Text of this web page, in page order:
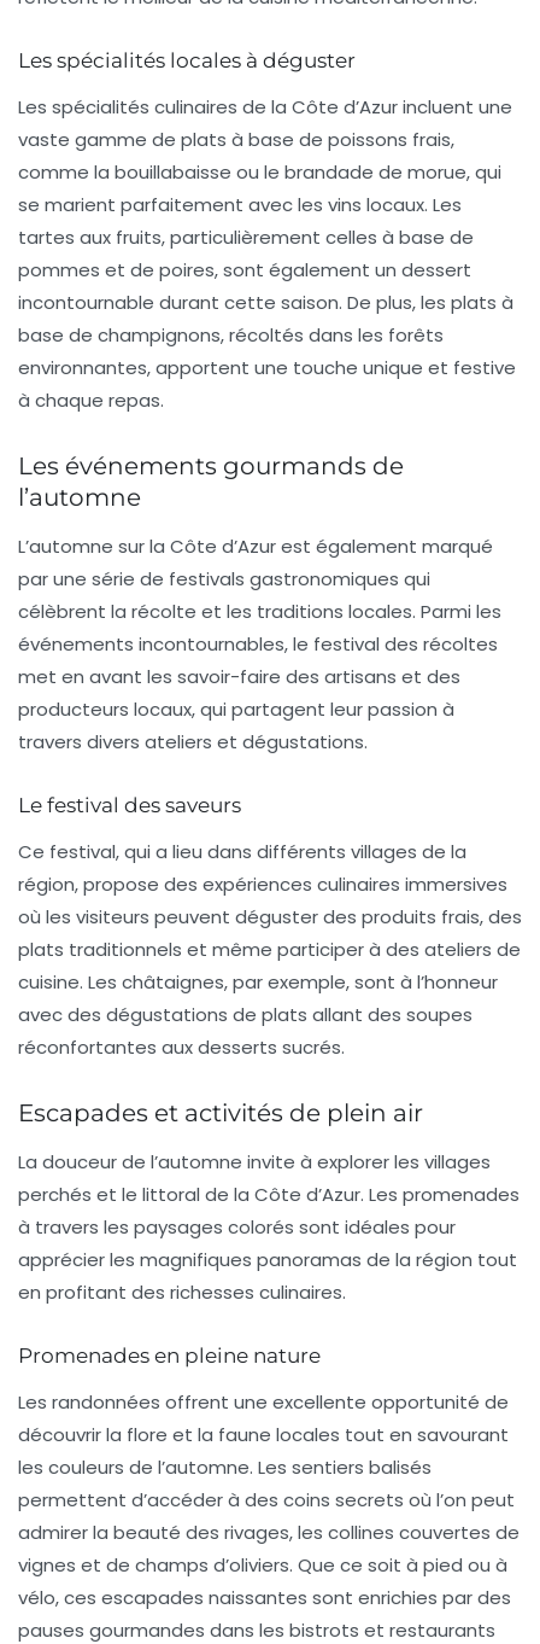
Les spécialités locales à déguster
Les spécialités culinaires de la Côte d’Azur incluent une
vaste gamme de plats à base de poissons frais,
comme la bouillabaisse ou le brandade de morue, qui
se marient parfaitement avec les vins locaux. Les
tartes aux fruits, particulièrement celles à base de
pommes et de poires, sont également un dessert
incontournable durant cette saison. De plus, les plats à
base de champignons, récoltés dans les forêts
environnantes, apportent une touche unique et festive
à chaque repas.
Les événements gourmands de
l’automne
L’automne sur la Côte d’Azur est également marqué
par une série de festivals gastronomiques qui
célèbrent la récolte et les traditions locales. Parmi les
événements incontournables, le festival des récoltes
met en avant les savoir-faire des artisans et des
producteurs locaux, qui partagent leur passion à
travers divers ateliers et dégustations.
Le festival des saveurs
Ce festival, qui a lieu dans différents villages de la
région, propose des expériences culinaires immersives
où les visiteurs peuvent déguster des produits frais, des
plats traditionnels et même participer à des ateliers de
cuisine. Les châtaignes, par exemple, sont à l’honneur
avec des dégustations de plats allant des soupes
réconfortantes aux desserts sucrés.
Escapades et activités de plein air
La douceur de l’automne invite à explorer les villages
perchés et le littoral de la Côte d’Azur. Les promenades
à travers les paysages colorés sont idéales pour
apprécier les magnifiques panoramas de la région tout
en profitant des richesses culinaires.
Promenades en pleine nature
Les randonnées offrent une excellente opportunité de
découvrir la flore et la faune locales tout en savourant
les couleurs de l’automne. Les sentiers balisés
permettent d’accéder à des coins secrets où l’on peut
admirer la beauté des rivages, les collines couvertes de
vignes et de champs d’oliviers. Que ce soit à pied ou à
vélo, ces escapades naissantes sont enrichies par des
pauses gourmandes dans les bistrots et restaurants